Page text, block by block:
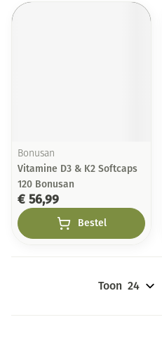
Bonusan
Vitamine D3 & K2 Softcaps
120 Bonusan
€ 56,99
Bestel
Toon